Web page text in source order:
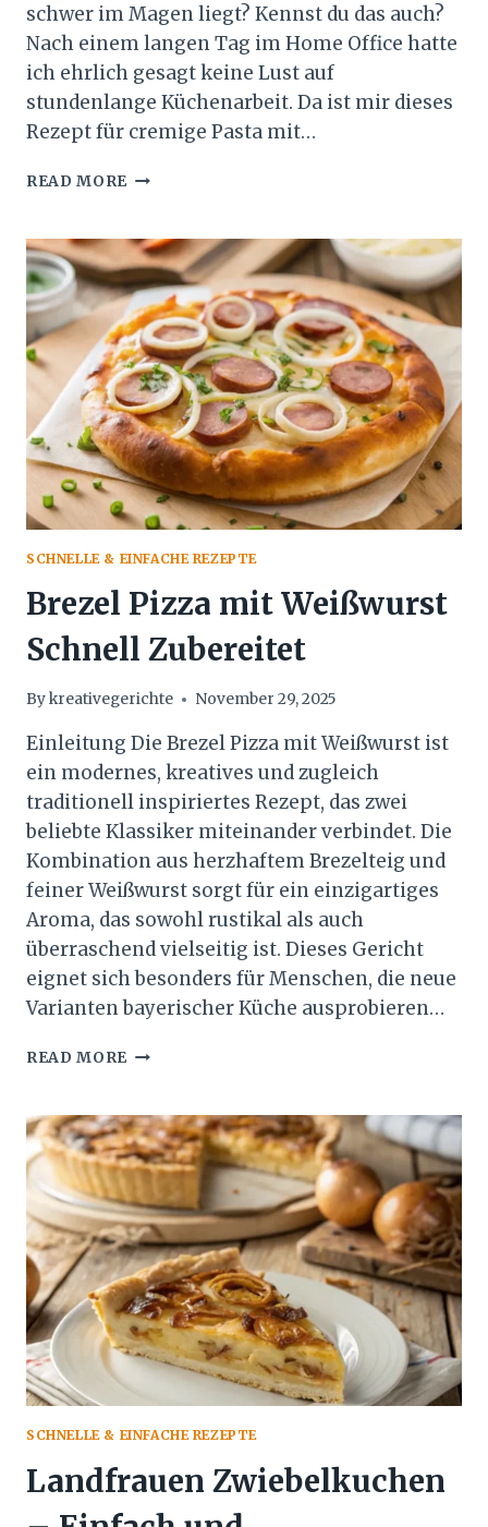
schwer im Magen liegt? Kennst du das auch?
Nach einem langen Tag im Home Office hatte
ich ehrlich gesagt keine Lust auf
stundenlange Küchenarbeit. Da ist mir dieses
Rezept für cremige Pasta mit…
READ MORE CREMIGE
HÄHNCHEN
UND
FETA
–
MEIN
LIEBLINGSREZEPT
FÜR
DIE
WOCHE
SCHNELLE & EINFACHE REZEPTE
Brezel Pizza mit Weißwurst
Schnell Zubereitet
Bykreativegerichte November 29, 2025
Einleitung Die Brezel Pizza mit Weißwurst ist
ein modernes, kreatives und zugleich
traditionell inspiriertes Rezept, das zwei
beliebte Klassiker miteinander verbindet. Die
Kombination aus herzhaftem Brezelteig und
feiner Weißwurst sorgt für ein einzigartiges
Aroma, das sowohl rustikal als auch
überraschend vielseitig ist. Dieses Gericht
eignet sich besonders für Menschen, die neue
Varianten bayerischer Küche ausprobieren…
READ MORE BREZEL
WEISSWURST S
CHNELL Z
UBEREITET
SCHNELLE & EINFACHE REZEPTE
Landfrauen Zwiebelkuchen